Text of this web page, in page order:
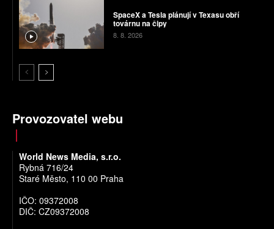
SpaceX a Tesla plánují v Texasu obří
továrnu na čipy
8. 8. 2026
Provozovatel webu
World News Media, s.r.o.
Rybná 716/24
Staré Město, 110 00 Praha
IČO: 09372008
DIČ: CZ09372008